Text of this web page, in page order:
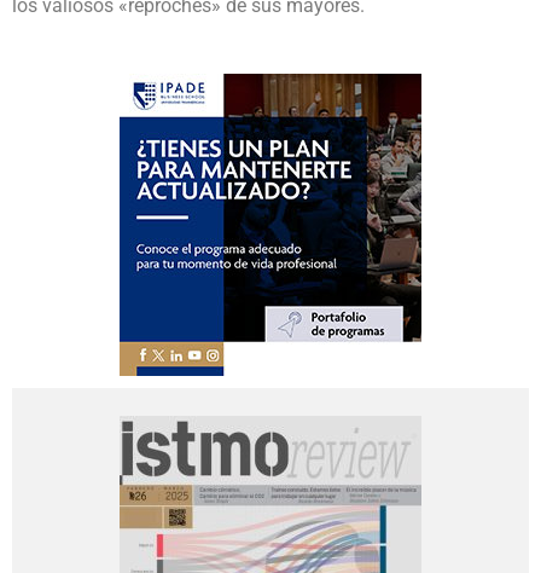
los valiosos «reproches» de sus mayores.